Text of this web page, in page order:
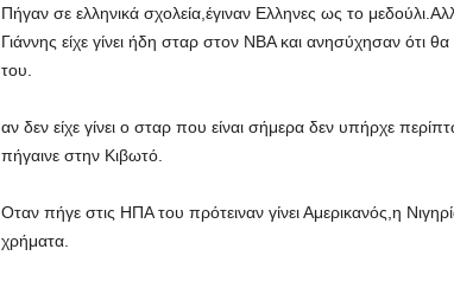
Πήγαν σε ελληνικά σχολεία,έγιναν Ελληνες ως το
Γιάννης είχε γίνει ήδη σταρ στον ΝΒΑ και ανησύχησαν ότι
του.
αν δεν είχε γίνει ο σταρ που είναι σήμερα δεν υπήρχε
πήγαινε στην Κιβωτό.
Οταν πήγε στις ΗΠΑ του πρότειναν γίνει Αμερικανός,η
χρήματα.